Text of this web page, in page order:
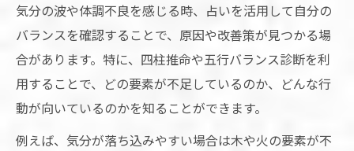
気分の波や体調不良を感じる時、占いを活用して自分の
バランスを確認することで、原因や改善策が見つかる場
合があります。特に、四柱推命や五行バランス診断を利
用することで、どの要素が不足しているのか、どんな行
動が向いているのかを知ることができます。
例えば、気分が落ち込みやすい場合は木や火の要素が不